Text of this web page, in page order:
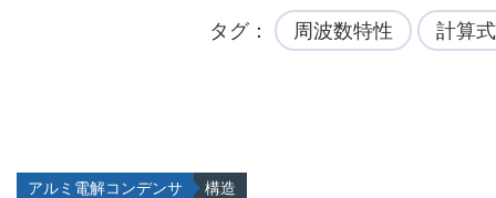
タグ 周波数特性 計算式
アルミ電解コンデンサ 構造